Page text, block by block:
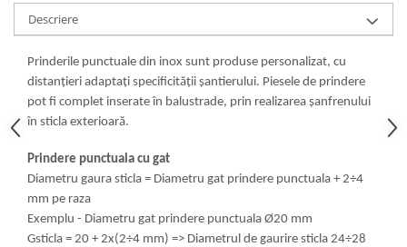
Manere
Manere tragatoare
Manere scoica
Sisteme cabine dus
Cabine dus
Componente cabine dus
Balamale cabine dus
Conectori cabine dus
Profil U cabine dus
Descriere
Prinderile punctuale din inox sunt produse personalizat, cu
distanțieri adaptați specificității șantierului. Piesele de prindere
pot fi complet inserate în balustrade, prin realizarea șanfrenului
în sticla exterioară.
Prindere punctuala cu gat
Diametru gaura sticla = Diametru gat prindere punctuala + 2÷4
mm pe raza
Exemplu - Diametru gat prindere punctuala Ø20 mm
Gsticla = 20 + 2x(2÷4 mm) => Diametrul de gaurire sticla 24÷28